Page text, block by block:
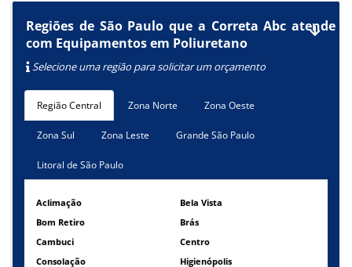
Regiões de São Paulo que a Correta Abc atende
com Equipamentos em Poliuretano
Selecione uma região para solicitar um orçamento
Região Central Zona Norte Zona Oeste
Zona Sul Zona Leste Grande São Paulo
Litoral de São Paulo
Aclimação
Bela Vista
Bom Retiro
Brás
Cambuci
Centro
Consolação
Higienópolis